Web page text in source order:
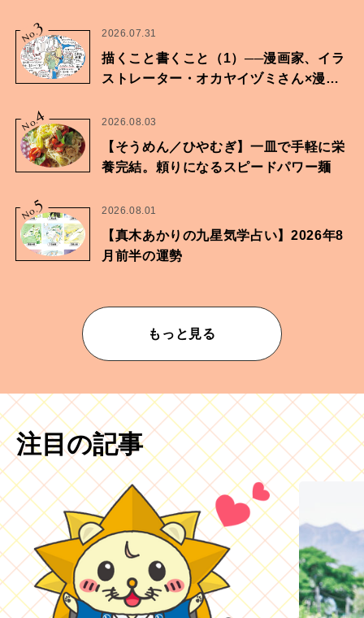
No.
3 2026.07.31
描くこと書くこと（1）──漫画家、イラ
ストレーター・オカヤイヅミさん×漫画
No.
4 2026.08.03
【そうめん／ひやむぎ】一皿で手軽に栄
養完結。頼りになるスピードパワー麺
No.
5 2026.08.01
【真木あかりの九星気学占い】2026年8
月前半の運勢
もっと見る
注目の記事